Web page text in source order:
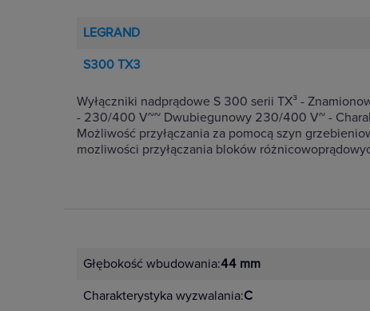
LEGRAND
S300 TX3
Wyłączniki nadprądowe S 300 serii TX³ -
- 230/400 V~~ Dwubiegunowy 230/400 V~ -
Możliwość przyłączania za pomocą szyn
mozliwości przyłączania bloków
Głębokość wbudowania:44 mm
Charakterystyka wyzwalania:C